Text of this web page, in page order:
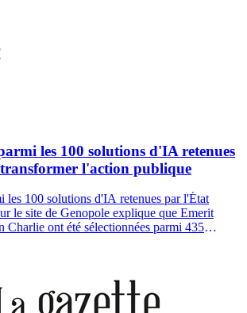
les 100 solutions d'IA retenues
l'action publique
les 100 solutions d'IA retenues par l'État
le site de Genopole explique que Emerit
Charlie ont été sélectionnées parmi 435
solutions d'IA mobilisables par l'État pour